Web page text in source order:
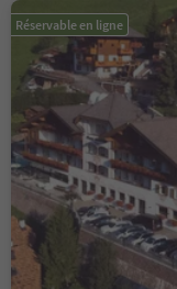
Réservable en ligne